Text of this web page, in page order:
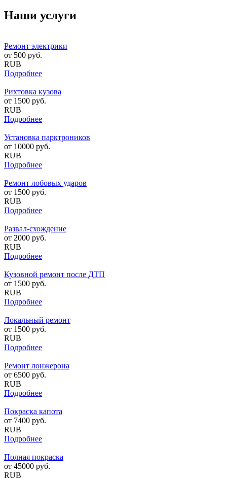
Наши услуги
Ремонт электрики
от 500 руб.
RUB
Подробнее
Рихтовка кузова
от 1500 руб.
RUB
Подробнее
Установка парктроников
от 10000 руб.
RUB
Подробнее
Ремонт лобовых ударов
от 1500 руб.
RUB
Подробнее
Развал-схождение
от 2000 руб.
RUB
Подробнее
Кузовной ремонт после ДТП
от 1500 руб.
RUB
Подробнее
Локальный ремонт
от 1500 руб.
RUB
Подробнее
Ремонт лонжерона
от 6500 руб.
RUB
Подробнее
Покраска капота
от 7400 руб.
RUB
Подробнее
Полная покраска
от 45000 руб.
RUB